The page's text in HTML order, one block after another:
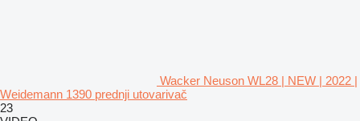
Wacker Neuson WL28 | NEW | 2022 |
Weidemann 1390 prednji utovarivač
23